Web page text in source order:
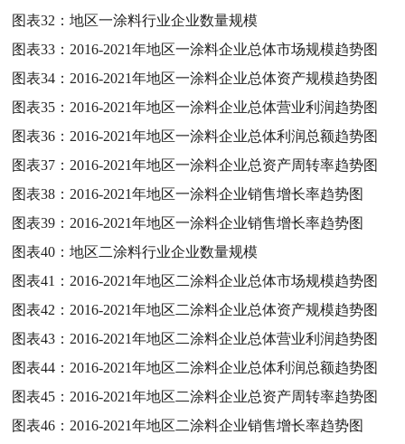
图表32：地区一涂料行业企业数量规模
图表33： 2016-2021年地区一涂料企业总体市场规模趋势图
图表34： 2016-2021年地区一涂料企业总体资产规模趋势图
图表35： 2016-2021年地区一涂料企业总体营业利润趋势图
图表36： 2016-2021年地区一涂料企业总体利润总额趋势图
图表37： 2016-2021年地区一涂料企业总资产周转率趋势图
图表38： 2016-2021年地区一涂料企业销售增长率趋势图
图表39： 2016-2021年地区一涂料企业销售增长率趋势图
图表40：地区二涂料行业企业数量规模
图表41： 2016-2021年地区二涂料企业总体市场规模趋势图
图表42： 2016-2021年地区二涂料企业总体资产规模趋势图
图表43： 2016-2021年地区二涂料企业总体营业利润趋势图
图表44： 2016-2021年地区二涂料企业总体利润总额趋势图
图表45： 2016-2021年地区二涂料企业总资产周转率趋势图
图表46： 2016-2021年地区二涂料企业销售增长率趋势图